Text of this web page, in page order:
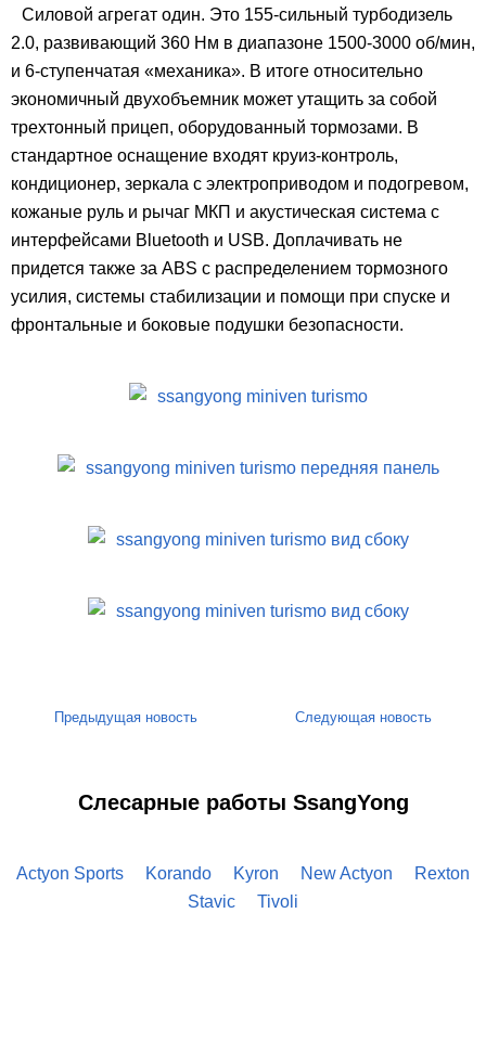
Силовой агрегат один. Это 155-сильный турбодизель
2.0, развивающий 360 Нм в диапазоне 1500-3000 об/мин,
и 6-ступенчатая «механика». В итоге относительно
экономичный двухобъемник может утащить за собой
трехтонный прицеп, оборудованный тормозами. В
стандартное оснащение входят круиз-контроль,
кондиционер, зеркала с электроприводом и подогревом,
кожаные руль и рычаг МКП и акустическая система с
интерфейсами Bluetooth и USB. Доплачивать не
придется также за ABS с распределением тормозного
усилия, системы стабилизации и помощи при спуске и
фронтальные и боковые подушки безопасности.
Предыдущая новость Следующая новость
Слесарные работы SsangYong
Actyon Sports Korando Kyron New Actyon
Rexton
Stavic
Tivoli